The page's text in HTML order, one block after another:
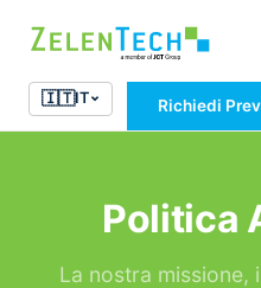
🇮🇹IT Richiedi
Politica
La nostra missione,